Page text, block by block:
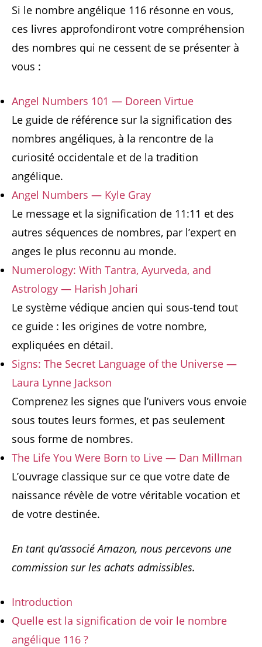
Si le nombre angélique 116 résonne en vous,
ces livres approfondiront votre compréhension
des nombres qui ne cessent de se présenter à
vous :
Angel Numbers 101 — Doreen Virtue
Le guide de référence sur la signification des
nombres angéliques, à la rencontre de la
curiosité occidentale et de la tradition
angélique.
Angel Numbers — Kyle Gray
Le message et la signification de 11:11 et des
autres séquences de nombres, par l’expert en
anges le plus reconnu au monde.
Numerology: With Tantra, Ayurveda, and
Astrology — Harish Johari
Le système védique ancien qui sous-tend tout
ce guide : les origines de votre nombre,
expliquées en détail.
Signs: The Secret Language of the Universe —
Laura Lynne Jackson
Comprenez les signes que l’univers vous envoie
sous toutes leurs formes, et pas seulement
sous forme de nombres.
The Life You Were Born to Live — Dan Millman
L’ouvrage classique sur ce que votre date de
naissance révèle de votre véritable vocation et
de votre destinée.
En tant qu’associé Amazon, nous percevons une
commission sur les achats admissibles.
Introduction
Quelle est la signification de voir le nombre
angélique 116 ?